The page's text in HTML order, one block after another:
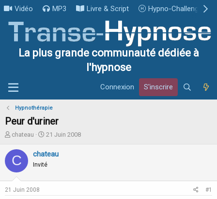
Vidéo MP3 Livre & Script Hypno-Challenge
La plus grande communauté dédiée à
l'hypnose
Connexion S'inscrire
Hypnothérapie
Peur d'uriner
I
i
t
chateau
D
t
d
21 Juin 2008
C chateau
Invité
21 Juin 2008 #1